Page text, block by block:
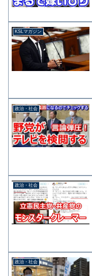
KSLマガジン
政治・社会
政治・社会
政治・社会